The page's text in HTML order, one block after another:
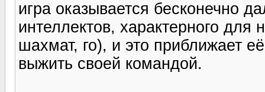
игра оказывается бесконечно
интеллектов, характерного
шахмат, го), и это приближает
выжить своей командой.